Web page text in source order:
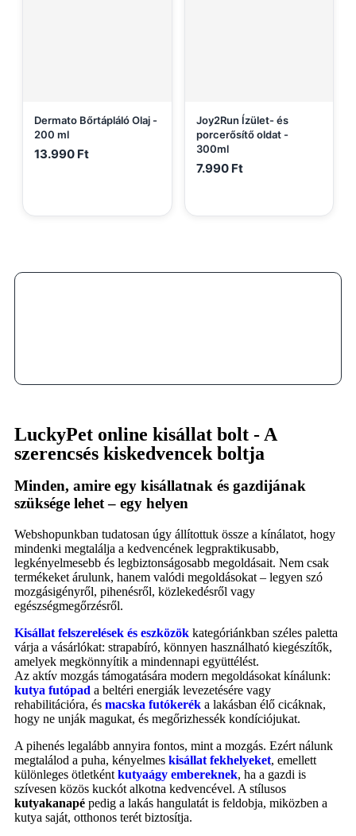
Dermato Bőrtápláló Olaj -
200 ml
13.990 Ft
Joy2Run Ízület- és
porcerősítő oldat -
300ml
7.990 Ft
LuckyPet online kisállat bolt - A
szerencsés kiskedvencek boltja
Minden, amire egy kisállatnak és gazdijának
szüksége lehet – egy helyen
Webshopunkban tudatosan úgy állítottuk össze a kínálatot, hogy
mindenki megtalálja a kedvencének legpraktikusabb,
legkényelmesebb és legbiztonságosabb megoldásait. Nem csak
termékeket árulunk, hanem valódi megoldásokat – legyen szó
mozgásigényről, pihenésről, közlekedésről vagy
egészségmegőrzésről.
Kisállat felszerelések és eszközök kategóriánkban széles paletta
várja a vásárlókat: strapabíró, könnyen használható kiegészítők,
amelyek megkönnyítik a mindennapi együttélést.
Az aktív mozgás támogatására modern megoldásokat kínálunk:
kutya futópad a beltéri energiák levezetésére vagy
rehabilitációra, és macska futókerék a lakásban élő cicáknak,
hogy ne unják magukat, és megőrizhessék kondíciójukat.
A pihenés legalább annyira fontos, mint a mozgás. Ezért nálunk
megtalálod a puha, kényelmes kisállat fekhelyeket, emellett
különleges ötletként kutyaágy embereknek, ha a gazdi is
szívesen közös kuckót alkotna kedvencével. A stílusos
kutyakanapé pedig a lakás hangulatát is feldobja, miközben a
kutya saját, otthonos terét biztosítja.